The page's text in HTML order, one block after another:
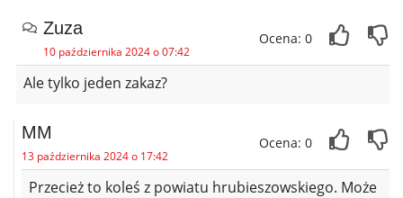
Zuza
10 października 2024 o 07:42
Ocena: 0
Ale tylko jeden zakaz?
MM
13 października 2024 o 17:42
Ocena: 0
Przecież to koleś z powiatu hrubieszowskiego. Może